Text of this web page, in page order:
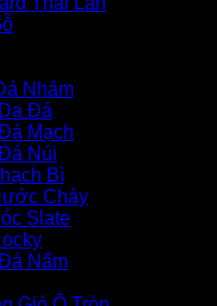
Nhám
Đá
Mạch
Núi
Bì
Chảy
Slate
Nấm